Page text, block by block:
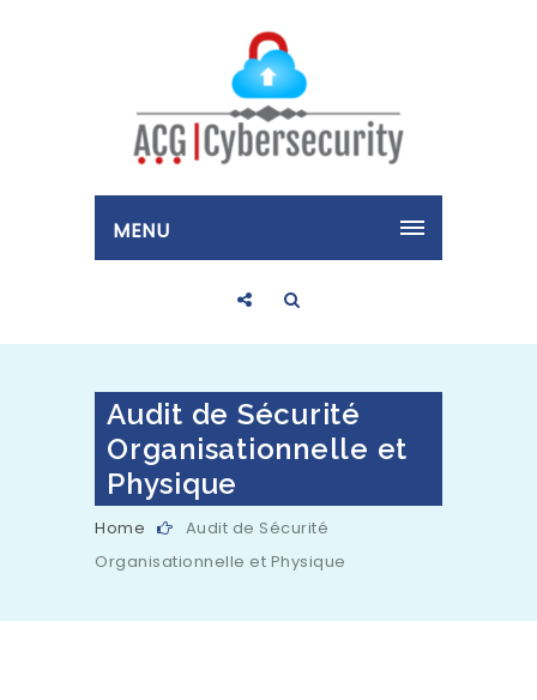
MENU
Audit de Sécurité
Organisationnelle et
Physique
Home
Audit de Sécurité
Organisationnelle et Physique